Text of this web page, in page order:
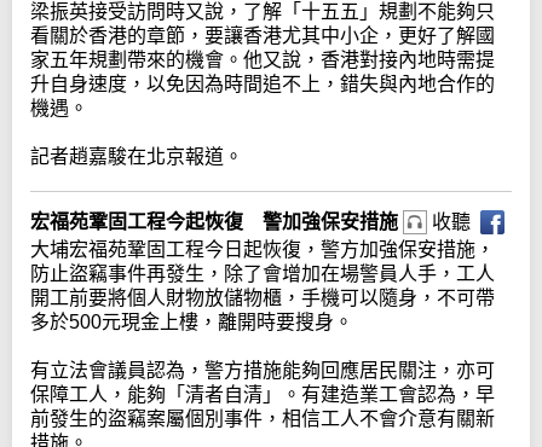
梁振英接受訪問時又說，了解「十五五」規劃不能夠只
看關於香港的章節，要讓香港尤其中小企，更好了解國
家五年規劃帶來的機會。他又說，香港對接內地時需提
升自身速度，以免因為時間追不上，錯失與內地合作的
機遇。
記者趙嘉駿在北京報道。
宏福苑鞏固工程今起恢復 警加強保安措施
收聽
大埔宏福苑鞏固工程今日起恢復，警方加強保安措施，
防止盜竊事件再發生，除了會增加在場警員人手，工人
開工前要將個人財物放儲物櫃，手機可以隨身，不可帶
多於500元現金上樓，離開時要搜身。
有立法會議員認為，警方措施能夠回應居民關注，亦可
保障工人，能夠「清者自清」。有建造業工會認為，早
前發生的盜竊案屬個別事件，相信工人不會介意有關新